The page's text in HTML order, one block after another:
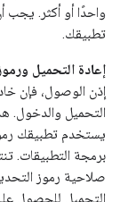
واحدًا أو أكثر. يجب
تطبيقك.
إعادة التحميل
التحميل والدخول.
يستخدم تطبيقك
برمجة التطبيقات.
صلاحية رموز
التحميل للحصول